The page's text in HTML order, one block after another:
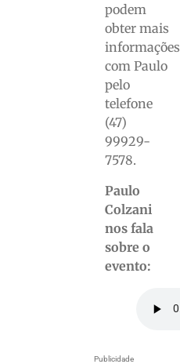
Publicidade
podem
obter mais
informações
com Paulo
pelo
telefone
(47)
99929-
7578.
Paulo
Colzani
nos fala
sobre o
evento: